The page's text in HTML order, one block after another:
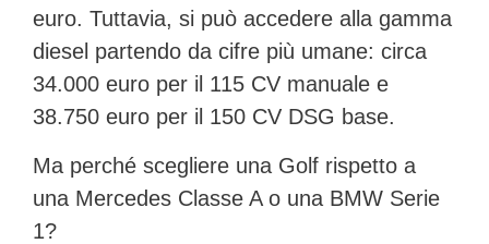
euro. Tuttavia, si può accedere alla gamma
diesel partendo da cifre più umane: circa
34.000 euro per il 115 CV manuale e
38.750 euro per il 150 CV DSG base.
Ma perché scegliere una Golf rispetto a
una Mercedes Classe A o una BMW Serie
1?